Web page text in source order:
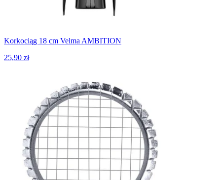
Korkociąg 18 cm Velma AMBITION
25,90 zł